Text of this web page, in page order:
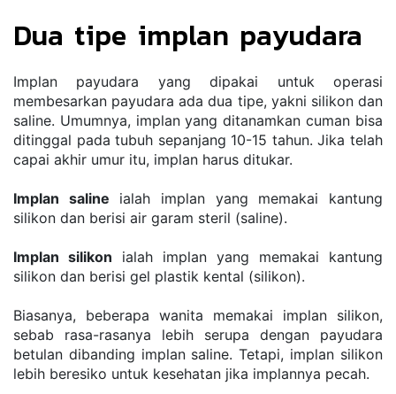
Dua tipe implan payudara
Implan payudara yang dipakai untuk operasi
membesarkan payudara ada dua tipe, yakni silikon dan
saline. Umumnya, implan yang ditanamkan cuman bisa
ditinggal pada tubuh sepanjang 10-15 tahun. Jika telah
capai akhir umur itu, implan harus ditukar.
Implan saline ialah implan yang memakai kantung
silikon dan berisi air garam steril (saline).
Implan silikon ialah implan yang memakai kantung
silikon dan berisi gel plastik kental (silikon).
Biasanya, beberapa wanita memakai implan silikon,
sebab rasa-rasanya lebih serupa dengan payudara
betulan dibanding implan saline. Tetapi, implan silikon
lebih beresiko untuk kesehatan jika implannya pecah.